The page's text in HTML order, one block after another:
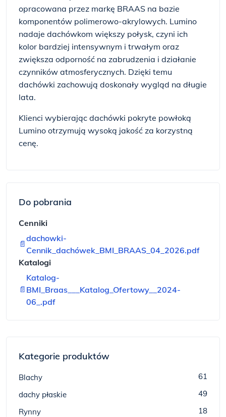
opracowana przez markę BRAAS na bazie
komponentów polimerowo-akrylowych. Lumino
nadaje dachówkom większy połysk, czyni ich
kolor bardziej intensywnym i trwałym oraz
zwiększa odporność na zabrudzenia i działanie
czynników atmosferycznych. Dzięki temu
dachówki zachowują doskonały wygląd na długie
lata.
Klienci wybierając dachówki pokryte powłoką
Lumino otrzymują wysoką jakość za korzystną
cenę.
Do pobrania
Cenniki
📄
dachowki-
Cennik_dachówek_BMI_BRAAS_04_2026.pdf
Katalogi
📄
Katalog-
BMI_Braas___Katalog_Ofertowy__2024-
06_.pdf
Kategorie produktów
Blachy
61
dachy płaskie
49
Rynny
18